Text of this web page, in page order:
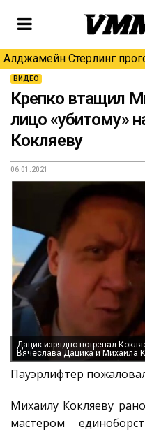
Алджамейн Стерлинг
ВИДЕО
Крепко втащил
лицо «убитому»
Кокляеву
06.01.2021
Дацик изрядно потрепал
Вячеслава Дацика и Михаила
Пауэрлифтер
Михаилу Кокляеву
мастером